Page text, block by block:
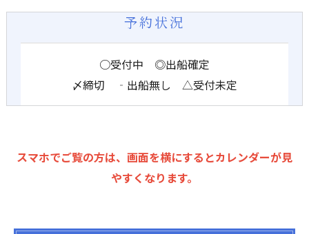
予約状況
○受付中 ◎出船確定
〆締切 ‐出船無し △受付未定
スマホでご覧の方は、画面を横にするとカレンダーが見
やすくなります。